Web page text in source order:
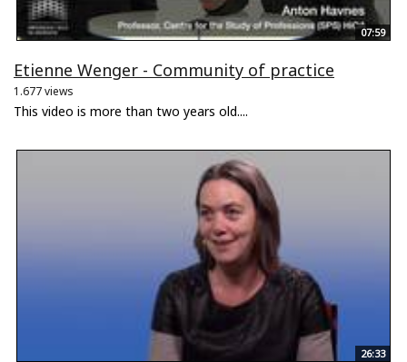
07:59
Etienne Wenger - Community of practice
1.677 views
This video is more than two years old....
26:33